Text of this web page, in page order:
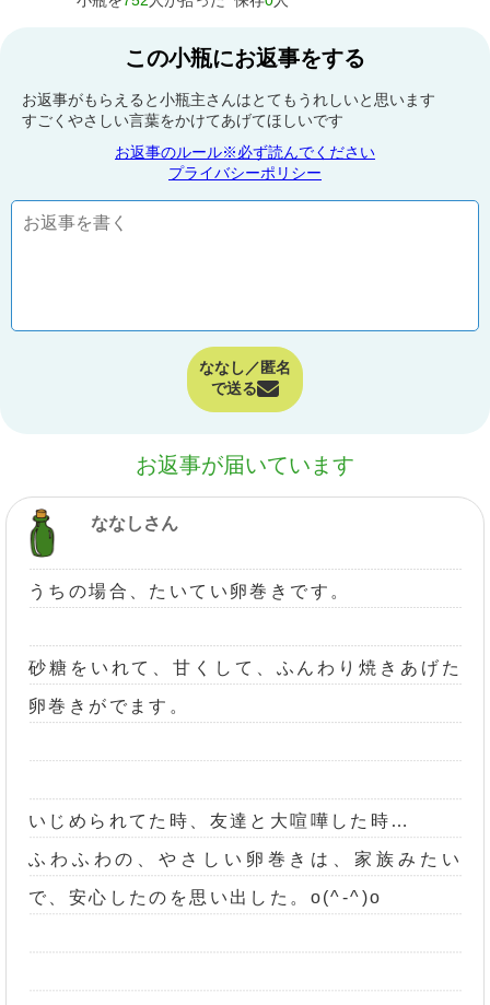
この小瓶にお返事をする
お返事がもらえると小瓶主さんはとてもうれしいと思います
すごくやさしい言葉をかけてあげてほしいです
お返事のルール※必ず読んでください
プライバシーポリシー
ななし／匿名
で送る
お返事が届いています
ななしさん
うちの場合、たいてい卵巻きです。
砂糖をいれて、甘くして、ふんわり焼きあげた
卵巻きがでます。
いじめられてた時、友達と大喧嘩した時…
ふわふわの、やさしい卵巻きは、家族みたい
で、安心したのを思い出した。o(^-^)o